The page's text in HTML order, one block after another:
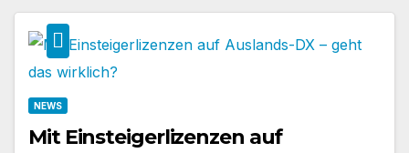
NEWS
Mit Einsteigerlizenzen auf